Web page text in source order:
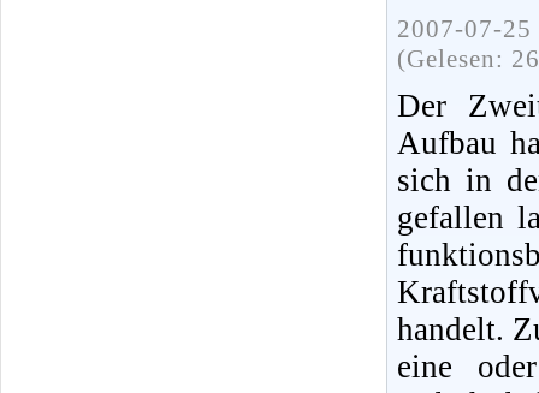
2007-07-
(Gelesen:
Der
Aufbau
sich in
gefallen
handelt.
eine